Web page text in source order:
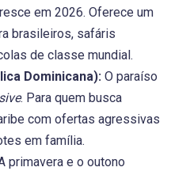
em 2026. Oferece um
brasileiros, safáris
de classe mundial.
Dominicana): O paraíso
. Para quem busca
com ofertas agressivas
em família.
primavera e o outono